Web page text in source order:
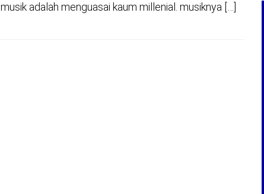
musik adalah menguasai kaum millenial. musiknya […]